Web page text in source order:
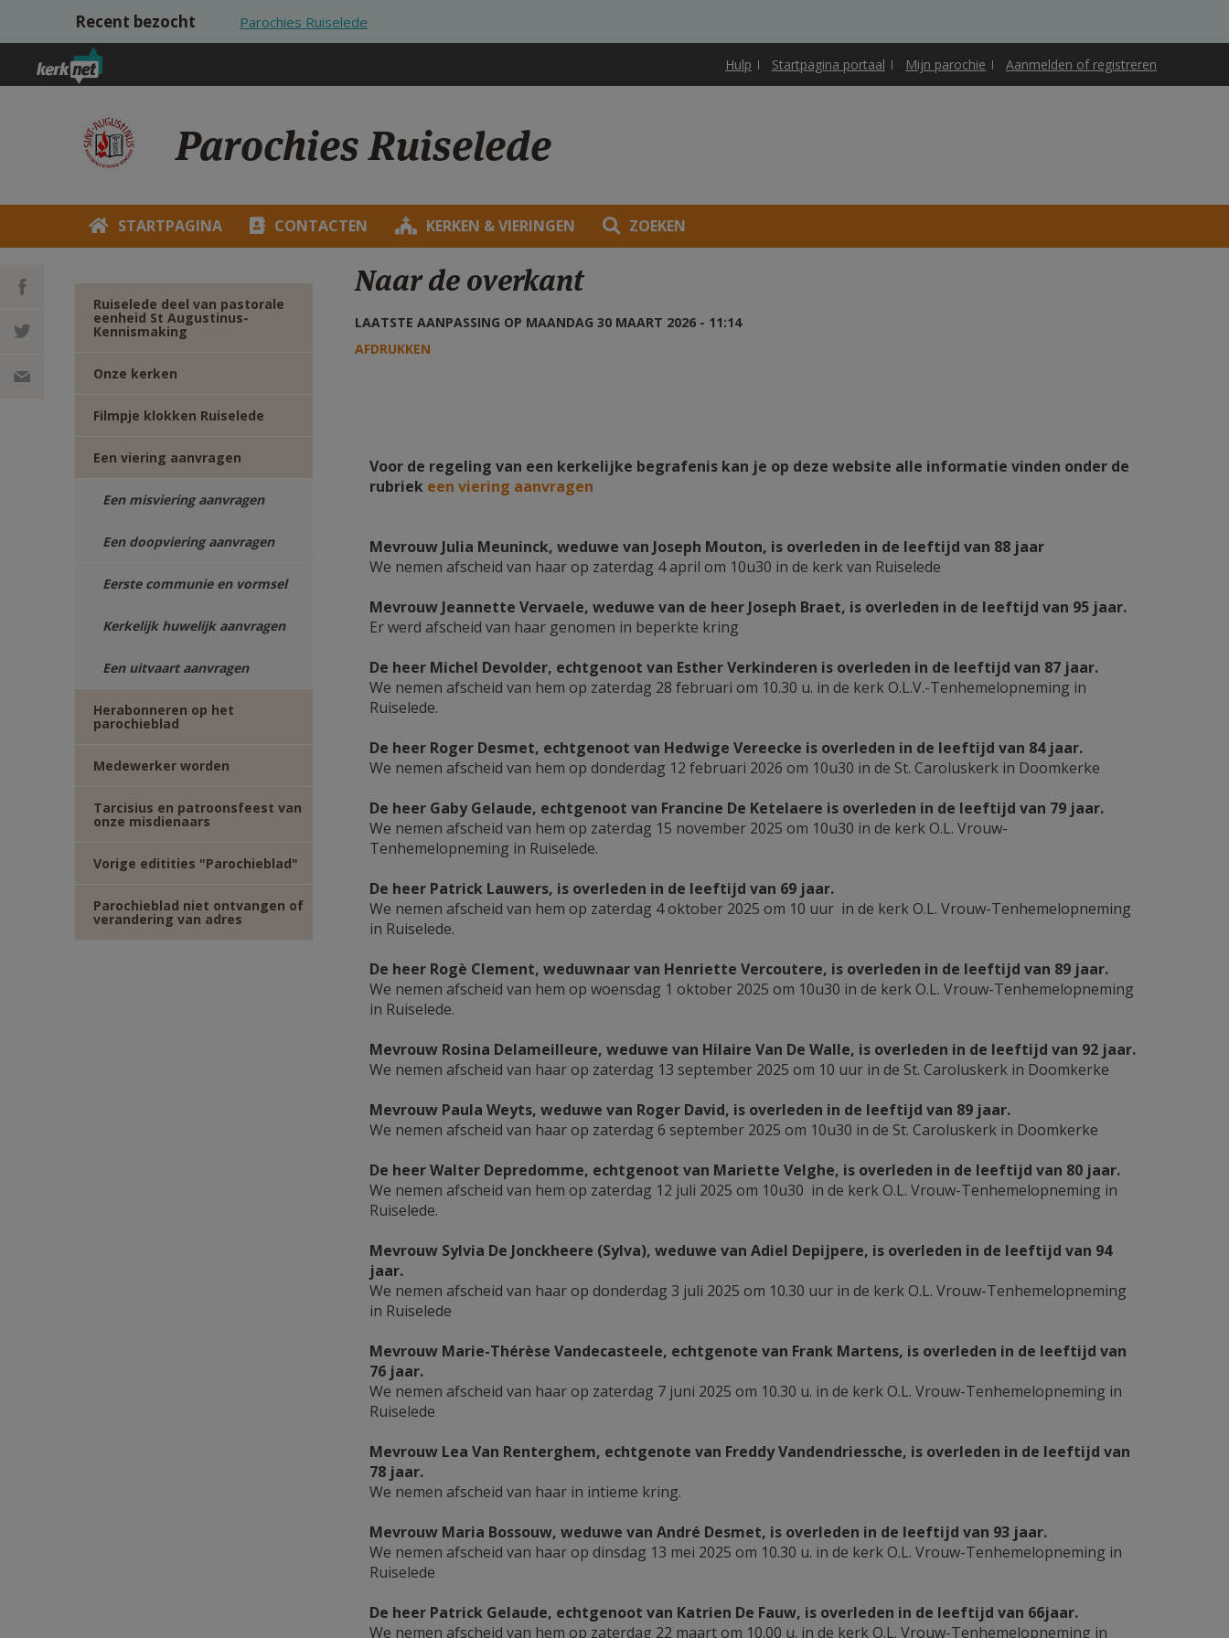
Overslaan en naar de inhoud gaan
Recent bezocht Parochies Ruiselede
Hulp Startpagina portaal Mijn parochie Aanmelden of registreren
Parochies Ruiselede
STARTPAGINA CONTACTEN KERKEN & VIERINGEN ZOEKEN
DEEL OP
FACEBOOK
DEEL OP
Ruiselede deel van pastorale
eenheid St Augustinus-
Kennismaking
Onze kerken
Filmpje klokken Ruiselede
Een viering aanvragen
Een misviering aanvragen
Een doopviering aanvragen
Eerste communie en vormsel
Kerkelijk huwelijk aanvragen
Een uitvaart aanvragen
Herabonneren op het
parochieblad
Medewerker worden
Tarcisius en patroonsfeest van
onze misdienaars
Vorige editities "Parochieblad"
Parochieblad niet ontvangen of
verandering van adres
Naar de overkant
LAATSTE AANPASSING OP MAANDAG 30 MAART 2026 - 11:14
AFDRUKKEN
Voor de regeling van een kerkelijke begrafenis kan je op deze website alle informatie vinden onder de
rubriek een viering aanvragen
Mevrouw Julia Meuninck, weduwe van Joseph Mouton, is overleden in de leeftijd van 88 jaar
We nemen afscheid van haar op zaterdag 4 april om 10u30 in de kerk van Ruiselede
Mevrouw Jeannette Vervaele, weduwe van de heer Joseph Braet, is overleden in de leeftijd van 95 jaar.
Er werd afscheid van haar genomen in beperkte kring
De heer Michel Devolder, echtgenoot van Esther Verkinderen is overleden in de leeftijd van 87 jaar.
We nemen afscheid van hem op zaterdag 28 februari om 10.30 u. in de kerk O.L.V.-Tenhemelopneming in
Ruiselede.
De heer Roger Desmet, echtgenoot van Hedwige Vereecke is overleden in de leeftijd van 84 jaar.
We nemen afscheid van hem op donderdag 12 februari 2026 om 10u30 in de St. Caroluskerk in Doomkerke
De heer Gaby Gelaude, echtgenoot van Francine De Ketelaere is overleden in de leeftijd van 79 jaar.
We nemen afscheid van hem op zaterdag 15 november 2025 om 10u30 in de kerk O.L. Vrouw-
Tenhemelopneming in Ruiselede.
De heer Patrick Lauwers, is overleden in de leeftijd van 69 jaar.
We nemen afscheid van hem op zaterdag 4 oktober 2025 om 10 uur in de kerk O.L. Vrouw-Tenhemelopneming
in Ruiselede.
De heer Rogè Clement, weduwnaar van Henriette Vercoutere, is overleden in de leeftijd van 89 jaar.
We nemen afscheid van hem op woensdag 1 oktober 2025 om 10u30 in de kerk O.L. Vrouw-Tenhemelopneming
in Ruiselede.
Mevrouw Rosina Delameilleure, weduwe van Hilaire Van De Walle, is overleden in de leeftijd van 92 jaar.
We nemen afscheid van haar op zaterdag 13 september 2025 om 10 uur in de St. Caroluskerk in Doomkerke
Mevrouw Paula Weyts, weduwe van Roger David, is overleden in de leeftijd van 89 jaar.
We nemen afscheid van haar op zaterdag 6 september 2025 om 10u30 in de St. Caroluskerk in Doomkerke
De heer Walter Depredomme, echtgenoot van Mariette Velghe, is overleden in de leeftijd van 80 jaar.
We nemen afscheid van hem op zaterdag 12 juli 2025 om 10u30 in de kerk O.L. Vrouw-Tenhemelopneming in
Ruiselede.
Mevrouw Sylvia De Jonckheere (Sylva), weduwe van Adiel Depijpere, is overleden in de leeftijd van 94
jaar.
We nemen afscheid van haar op donderdag 3 juli 2025 om 10.30 uur in de kerk O.L. Vrouw-Tenhemelopneming
in Ruiselede
Mevrouw Marie-Thérèse Vandecasteele, echtgenote van Frank Martens, is overleden in de leeftijd van
76 jaar.
We nemen afscheid van haar op zaterdag 7 juni 2025 om 10.30 u. in de kerk O.L. Vrouw-Tenhemelopneming in
Ruiselede
Mevrouw Lea Van Renterghem, echtgenote van Freddy Vandendriessche, is overleden in de leeftijd van
78 jaar.
We nemen afscheid van haar in intieme kring.
Mevrouw Maria Bossouw, weduwe van André Desmet, is overleden in de leeftijd van 93 jaar.
We nemen afscheid van haar op dinsdag 13 mei 2025 om 10.30 u. in de kerk O.L. Vrouw-Tenhemelopneming in
Ruiselede
De heer Patrick Gelaude, echtgenoot van Katrien De Fauw, is overleden in de leeftijd van 66jaar.
We nemen afscheid van hem op zaterdag 22 maart om 10.00 u. in de kerk O.L. Vrouw-Tenhemelopneming in